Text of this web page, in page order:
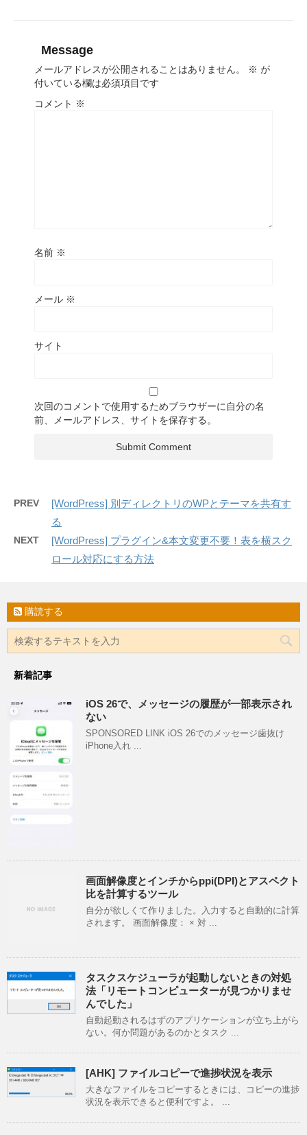
Message
メールアドレスが公開されることはありません。 ※ が
付いている欄は必須項目です
コメント ※
名前 ※
メール ※
サイト
次回のコメントで使用するためブラウザーに自分の名
前、メールアドレス、サイトを保存する。
PREV
[WordPress] 別ディレクトリのWPとテーマを共有す
る
NEXT
[WordPress] プラグイン&本文変更不要！表を横スク
ロール対応にする方法
購読する
新着記事
iOS 26で、メッセージの履歴が一部表示され
ない
SPONSORED LINK iOS 26でのメッセージ歯抜け
iPhone入れ ...
画面解像度とインチからppi(DPI)とアスペクト
比を計算するツール
自分が欲しくて作りました。入力すると自動的に計算
されます。 画面解像度： × 対 ...
タスクスケジューラが起動しないときの対処
法「リモートコンピューターが見つかりませ
んでした」
自動起動されるはずのアプリケーションが立ち上がら
ない。何か問題があるのかとタスク ...
[AHK] ファイルコピーで進捗状況を表示
大きなファイルをコピーするときには、コピーの進捗
状況を表示できると便利ですよ。 ...